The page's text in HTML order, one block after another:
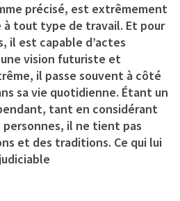
précisé, est extrêmement
à tout type de travail. Et pour
il est capable d’actes
une vision futuriste et
il passe souvent à côté
sa vie quotidienne. Étant un
tant en considérant
personnes, il ne tient pas
et des traditions. Ce qui lui